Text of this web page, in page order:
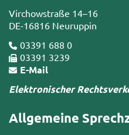
Virchowstraße 14–16
DE-16816 Neuruppin
03391 688 0
03391 3239
E-Mail
Elektronischer
Allgemeine